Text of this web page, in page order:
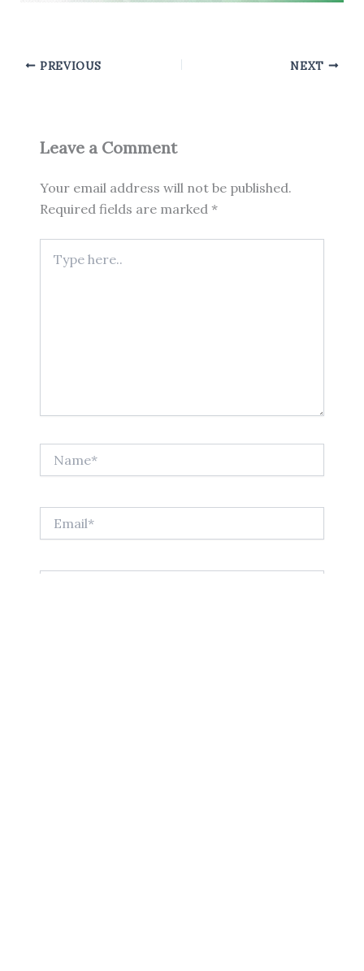
PREVIOUS NEXT
Leave a Comment
Your email address will not be published.
Required fields are marked *
here..
Website